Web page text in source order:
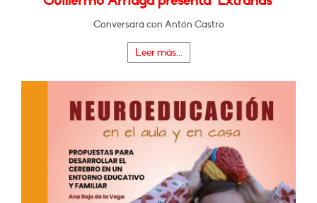
Conversará con Antón Castro
Leer más...